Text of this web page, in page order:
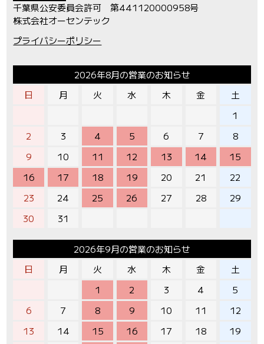
千葉県公安委員会許可 第441120000958号
株式会社オーセンテック
プライバシーポリシー
2026年8月の営業のお知らせ
日
月 火 水 木 金
土
1
2
3 4 5 6 7
8
9
10 11 12 13 14
15
16
17 18 19 20 21
22
23
24 25 26 27 28
29
30
31
2026年9月の営業のお知らせ
日
月 火 水 木 金
土
1
2 3 4
5
6
7 8 9 10 11
12
13
14 15 16 17 18
19